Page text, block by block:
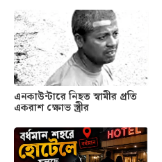
এনকাউন্টারে নিহত স্বামীর প্রতি
একরাশ ক্ষোভ স্ত্রীর